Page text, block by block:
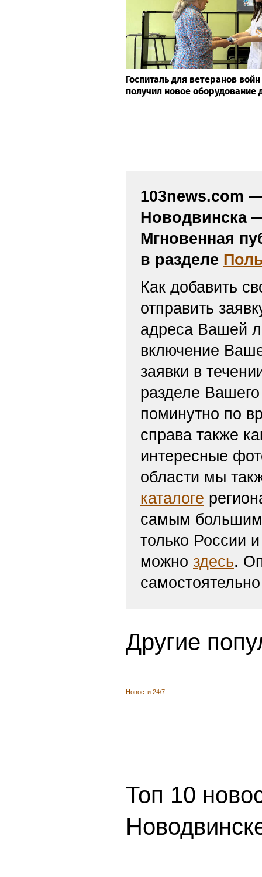
Госпиталь для ветеранов
получил новое оборудование
103news.com
Новодвинска
Мгновенная
в разделе
Как добавить
отправить
адреса Вашей
включение
заявки в
разделе
поминутно по
справа также
интересные
области мы
каталоге
самым большим
только России
можно здесь.
Другие
Новости 24/7
Топ 10